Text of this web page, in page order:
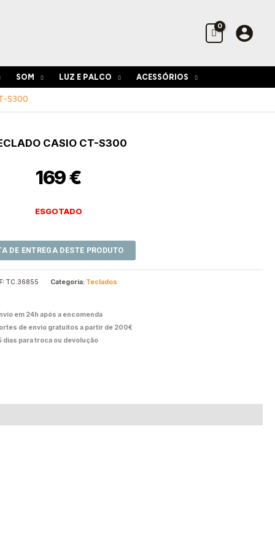
SOM LUZ E PALCO ACESSÓRIOS
S300
CASIO CT-S300
169€
ESGOTADO
TC.36855 Categoria: Teclados
em 24h após a encomenda
de envio gratuitos a partir de 200€
dias para troca ou devolução